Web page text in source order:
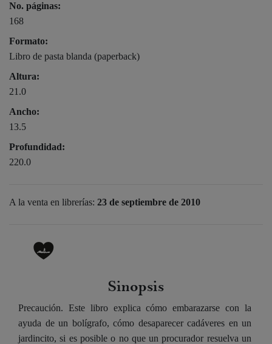
No. páginas:
168
Formato:
Libro de pasta blanda (paperback)
Altura:
21.0
Ancho:
13.5
Profundidad:
220.0
A la venta en librerías: 23 de septiembre de 2010
Sinopsis
Precaución. Este libro explica cómo embarazarse con la
ayuda de un bolígrafo, cómo desaparecer cadáveres en un
jardincito, si es posible o no que un procurador resuelva un